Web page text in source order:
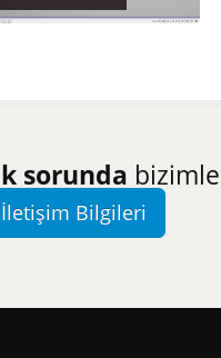
sorunda bizimle
İletişim Bilgileri